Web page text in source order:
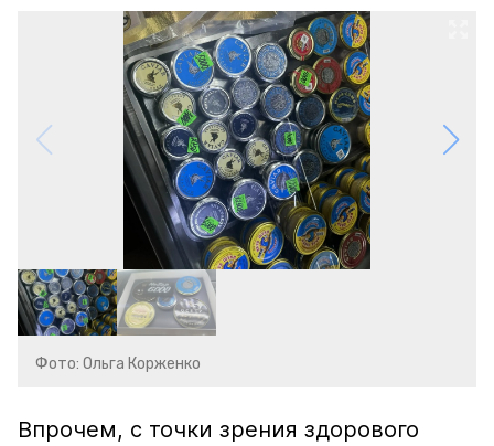
Фото: Ольга Корженко
Впрочем, с точки зрения здорового